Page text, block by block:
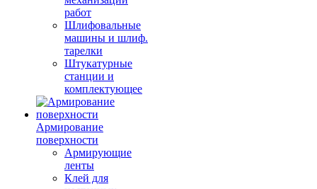
работ
Шлифовальные
машины и шлиф.
тарелки
Штукатурные
станции и
комплектующее
Армирование
поверхности
Армирующие
ленты
Клей для